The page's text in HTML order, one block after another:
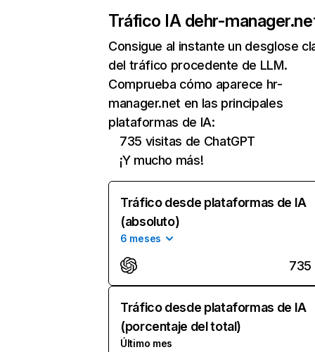
Tráfico IA dehr-
Consigue al instante un desglose
del tráfico procedente de LLM.
Comprueba cómo aparece hr-
manager.net en las principales
plataformas de IA:
735 visitas de ChatGPT
¡Y mucho más!
Tráfico desde plataformas de IA
(absoluto)
6 meses
735
Tráfico desde plataformas de IA
(porcentaje del total)
Último mes